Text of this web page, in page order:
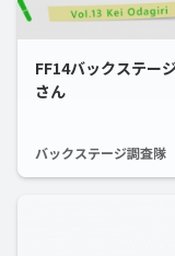
FF14バックステー
さん
バックステージ調査隊